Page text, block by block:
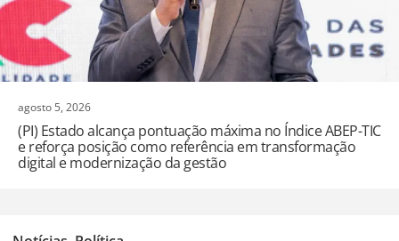
agosto 5, 2026
(PI) Estado alcança pontuação máxima no Índice ABEP-TIC
e reforça posição como referência em transformação
digital e modernização da gestão